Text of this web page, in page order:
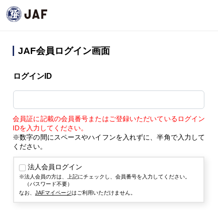
JAF会員ログイン画面
ログインID
会員証に記載の会員番号またはご登録いただいているログイン
IDを入力してください。
※数字の間にスペースやハイフンを入れずに、半角で入力して
ください。
法人会員ログイン
法人会員の方は、上記にチェックし、会員番号を入力してください。
（パスワード不要）
なお、JAFマイページはご利用いただけません。